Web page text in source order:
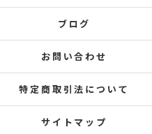
ブログ
お問い合わせ
特定商取引法について
サイトマップ